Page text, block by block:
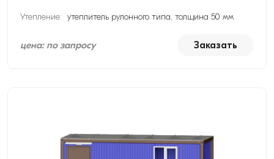
Утепление: утеплитель рулонного типа, толщина 50 мм
цена: по запросу Заказать